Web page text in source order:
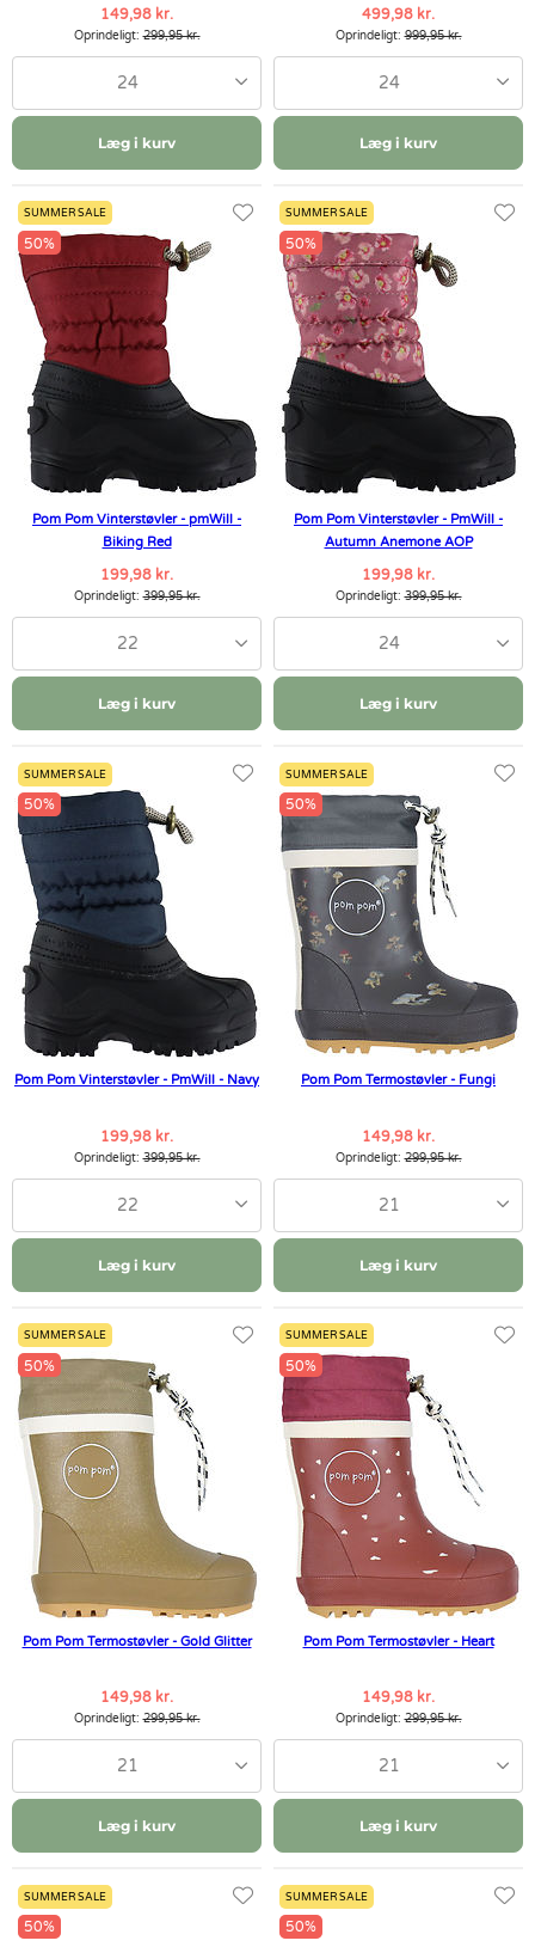
149,98 kr.
Oprindeligt:299,95 kr.
24
Læg i kurv
499,98 kr.
Oprindeligt:999,95 kr.
24
Læg i kurv
SUMMER SALE
50%
Pom Pom Vinterstøvler - pmWill -
Biking Red
199,98 kr.
Oprindeligt:399,95 kr.
22
Læg i kurv
SUMMER SALE
50%
Pom Pom Vinterstøvler - PmWill -
Autumn Anemone AOP
199,98 kr.
Oprindeligt:399,95 kr.
24
Læg i kurv
SUMMER SALE
50%
Pom Pom Vinterstøvler - PmWill - Navy
199,98 kr.
Oprindeligt:399,95 kr.
22
Læg i kurv
SUMMER SALE
50%
Pom Pom Termostøvler - Fungi
149,98 kr.
Oprindeligt:299,95 kr.
21
Læg i kurv
SUMMER SALE
50%
Pom Pom Termostøvler - Gold Glitter
149,98 kr.
Oprindeligt:299,95 kr.
21
Læg i kurv
SUMMER SALE
50%
Pom Pom Termostøvler - Heart
149,98 kr.
Oprindeligt:299,95 kr.
21
Læg i kurv
SUMMER SALE
50%
SUMMER SALE
50%